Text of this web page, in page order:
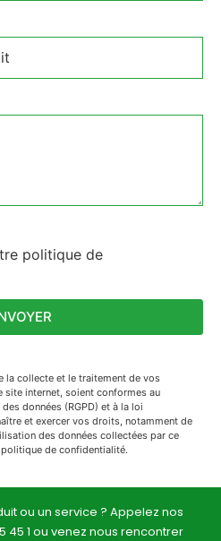
politique de
la collecte et le traitement de vos
site internet, soient conformes au
données (RGPD) et à la loi
et exercer vos droits, notamment de
des données collectées par ce
de confidentialité.
ou un service ? Appelez nos
45 1 ou venez nous rencontrer